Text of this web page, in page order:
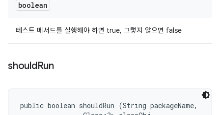
boolean
테스트 메서드를 실행해야 하면 true, 그렇지 않으면 false
shouldRun
public boolean shouldRun (String packageName,